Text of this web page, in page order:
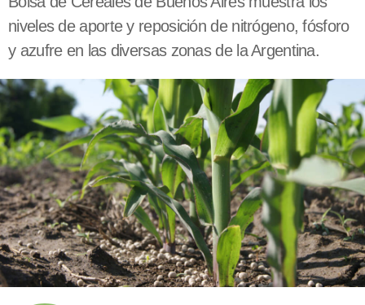
niveles de aporte y reposición de nitrógeno, fósforo
y azufre en las diversas zonas de la Argentina.